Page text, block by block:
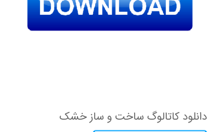
دانلود کاتالوگ ساخت و ساز خشک